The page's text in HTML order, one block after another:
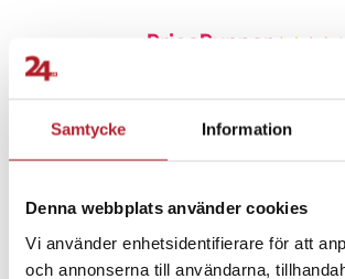
Samtycke Information
Denna webbplats använder cookies
Vi använder enhetsidentifierare för att
och annonserna till användarna,
Fortsätt att fynda
Batterier till biltillbehör